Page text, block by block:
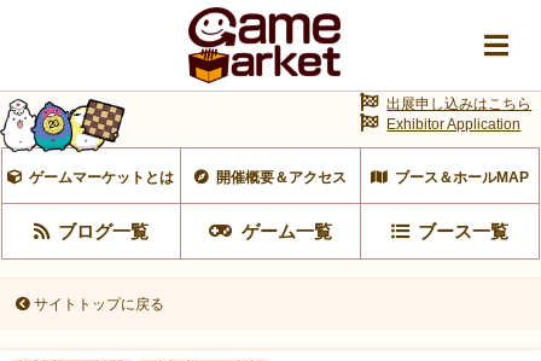
ゲームマーケットとは 開催概要＆アクセス ブース＆ホールMAP
ブログ一覧 ゲーム一覧 ブース一覧
出展申し込みはこちら
Exhibitor Application
サイトトップに戻る